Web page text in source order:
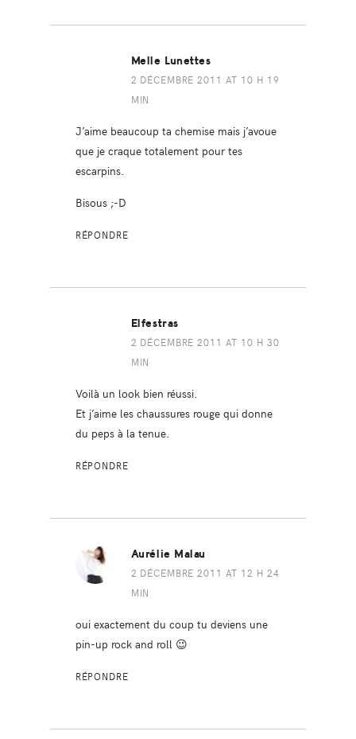
Melle Lunettes
2 DÉCEMBRE 2011 AT 10 H 19
MIN
J’aime beaucoup ta chemise mais j’avoue
que je craque totalement pour tes
escarpins.
Bisous ;-D
RÉPONDRE
Elfestras
2 DÉCEMBRE 2011 AT 10 H 30
MIN
Voilà un look bien réussi.
Et j’aime les chaussures rouge qui donne
du peps à la tenue.
RÉPONDRE
Aurélie Malau
2 DÉCEMBRE 2011 AT 12 H 24
MIN
oui exactement du coup tu deviens une
pin-up rock and roll 😉
RÉPONDRE